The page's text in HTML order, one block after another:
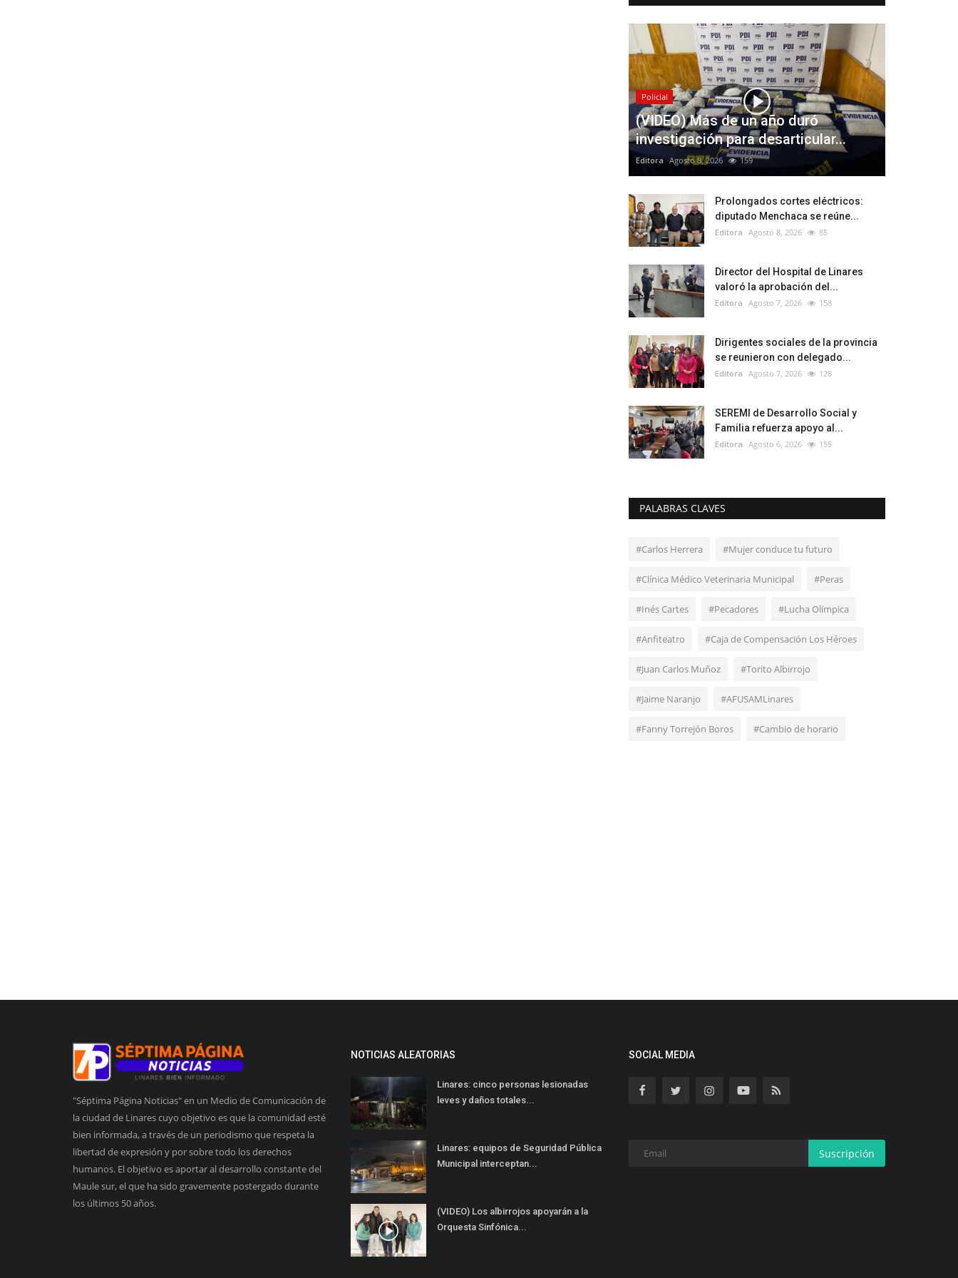
Policial
(VIDEO) Más de un año duró
investigación para desarticular...
Editora Agosto 8, 2026 159
Prolongados cortes eléctricos:
diputado Menchaca se reúne...
Editora Agosto 8, 2026 85
Director del Hospital de Linares
valoró la aprobación del...
Editora Agosto 7, 2026 158
Dirigentes sociales de la provincia
se reunieron con delegado...
Editora Agosto 7, 2026 128
SEREMI de Desarrollo Social y
Familia refuerza apoyo al...
Editora Agosto 6, 2026 155
PALABRAS CLAVES
#Carlos Herrera #Mujer conduce tu futuro
#Clínica Médico Veterinaria Municipal #Peras
#Inés Cartes #Pecadores #Lucha Olímpica
#Anfiteatro #Caja de Compensación Los Héroes
#Juan Carlos Muñoz #Torito Albirrojo
#Jaime Naranjo #AFUSAMLinares
#Fanny Torrejón Boros #Cambio de horario
"Séptima Página Noticias" en un Medio de Comunicación de
la ciudad de Linares cuyo objetivo es que la comunidad esté
bien informada, a través de un periodismo que respeta la
libertad de expresión y por sobre todo los derechos
humanos. El objetivo es aportar al desarrollo constante del
Maule sur, el que ha sido gravemente postergado durante
los últimos 50 años.
NOTICIAS ALEATORIAS
Linares: cinco personas lesionadas
leves y daños totales...
Linares: equipos de Seguridad Pública
Municipal interceptan...
(VIDEO) Los albirrojos apoyarán a la
Orquesta Sinfónica...
SOCIAL MEDIA
Suscripción